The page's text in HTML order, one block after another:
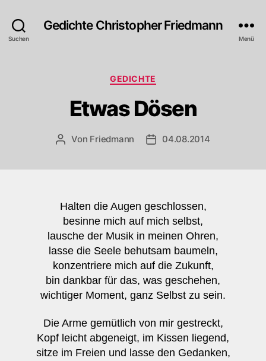
Suchen
Gedichte Christopher Friedmann
Menü
Kategorien
GEDICHTE
Etwas Dösen
Beitragsautor
Von Friedmann Veröffentlichungsdatum
04.08.2014
Halten die Augen geschlossen,
besinne mich auf mich selbst,
lausche der Musik in meinen Ohren,
lasse die Seele behutsam baumeln,
konzentriere mich auf die Zukunft,
bin dankbar für das, was geschehen,
wichtiger Moment, ganz Selbst zu sein.
Die Arme gemütlich von mir gestreckt,
Kopf leicht abgeneigt, im Kissen liegend,
sitze im Freien und lasse den Gedanken,